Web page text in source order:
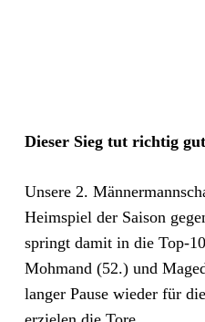
Dieser Sieg tut richtig
Unsere 2.
Heimspiel der Saison
springt damit in die Top-
Mohmand (52.) und
langer Pause wieder für